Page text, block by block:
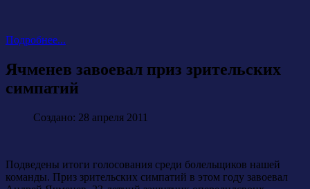
Подробнее...
Ячменев завоевал приз зрительских
симпатий
Создано: 28 апреля 2011
Подведены итоги голосования среди болельщиков нашей
команды. Приз зрительских симпатий в этом году завоевал